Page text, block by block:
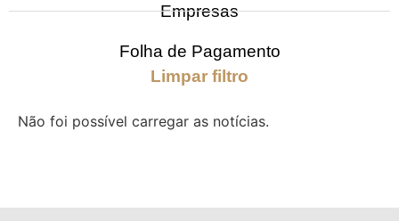
Empresas
Folha de Pagamento
Limpar filtro
Não foi possível carregar as notícias.